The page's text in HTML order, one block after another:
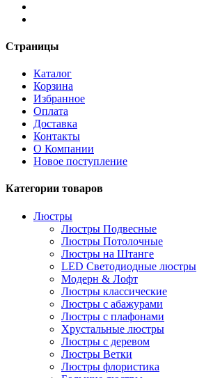
Страницы
Каталог
Корзина
Избранное
Оплата
Доставка
Контакты
О Компании
Новое поступление
Категории товаров
Люстры
Люстры Подвесные
Люстры Потолочные
Люстры на Штанге
LED Светодиодные люстры
Модерн & Лофт
Люстры классические
Люстры с абажурами
Люстры с плафонами
Хрустальные люстры
Люстры с деревом
Люстры Ветки
Люстры флористика